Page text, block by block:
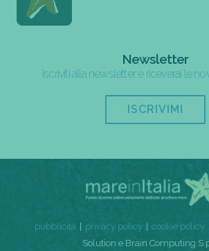
Newsletter
Iscriviti alla newsletter e riceverai le
ISCRIVIMI
pubblicità privacy policy cookie policy
Solution e Brain Computing